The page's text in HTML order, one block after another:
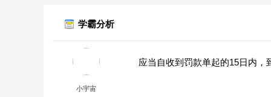
学霸分析
小宇宙
应当自收到罚款单起的15日内，